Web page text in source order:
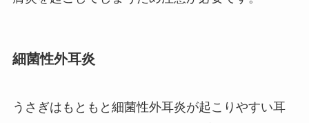
細菌性外耳炎
うさぎはもともと細菌性外耳炎が起こりやすい耳